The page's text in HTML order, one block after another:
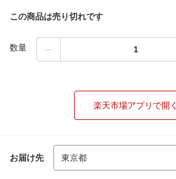
この商品は売り切れです
数量
楽天市場アプリで開く
お届け先